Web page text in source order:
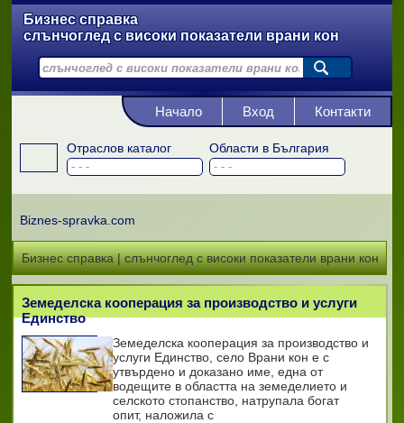
Бизнес справка
слънчоглед с високи показатели врани кон
Отраслов каталог Области в България
Начало Вход Контакти
Biznes-spravka.com
Бизнес справка | слънчоглед с високи показатели врани кон
Земеделска кооперация за производство и услуги
Единство
Земеделска кооперация за производство и
услуги Единство, село Врани кон e с
утвърдено и доказано име, една от
водещите в областта на земеделието и
селското стопанство, натрупала богат
опит, наложила с